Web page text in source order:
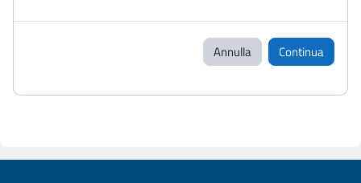
Annulla Continua